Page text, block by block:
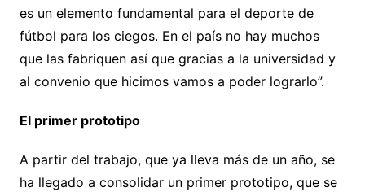
es un elemento fundamental para el deporte de
fútbol para los ciegos. En el país no hay muchos
que las fabriquen así que gracias a la universidad y
al convenio que hicimos vamos a poder lograrlo”.
El primer prototipo
A partir del trabajo, que ya lleva más de un año, se
ha llegado a consolidar un primer prototipo, que se